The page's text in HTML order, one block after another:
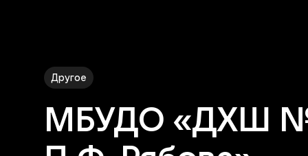
Другое
МБУДО «ДХШ №